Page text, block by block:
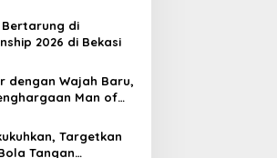
Bertarung di
2026 di Bekasi
dengan Wajah Baru,
Man of
Targetkan
Tangan